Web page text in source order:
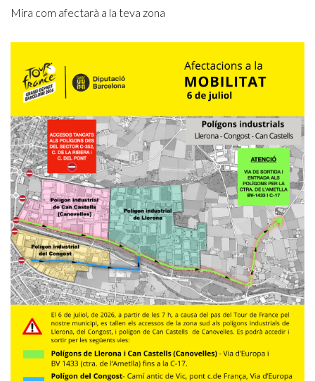
Mira com afectarà a la teva zona